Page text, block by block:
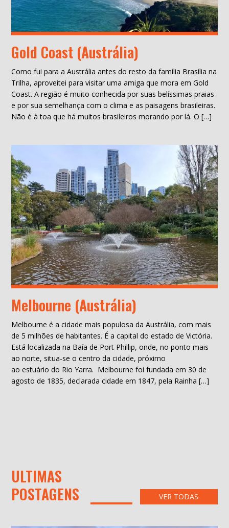
Gold Coast (Austrália)
Como fui para a Austrália antes do resto da família Brasília na
Trilha, aproveitei para visitar uma amiga que mora em Gold
Coast. A região é muito conhecida por suas belíssimas praias
e por sua semelhança com o clima e as paisagens brasileiras.
Não é à toa que há muitos brasileiros morando por lá. O […]
Melbourne (Austrália)
Melbourne é a cidade mais populosa da Austrália, com mais
de 5 milhões de habitantes. É a capital do estado de Victória.
Está localizada na Baía de Port Phillip, onde, no ponto mais
ao norte, situa-se o centro da cidade, próximo
ao estuário do Rio Yarra. Melbourne foi fundada em 30 de
agosto de 1835, declarada cidade em 1847, pela Rainha […]
ULTIMAS
POSTAGENS
VER TODAS